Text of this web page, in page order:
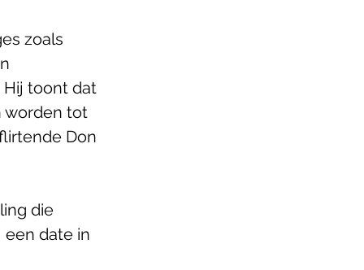
zoals
Hij toont dat
worden tot
Don
die
date in